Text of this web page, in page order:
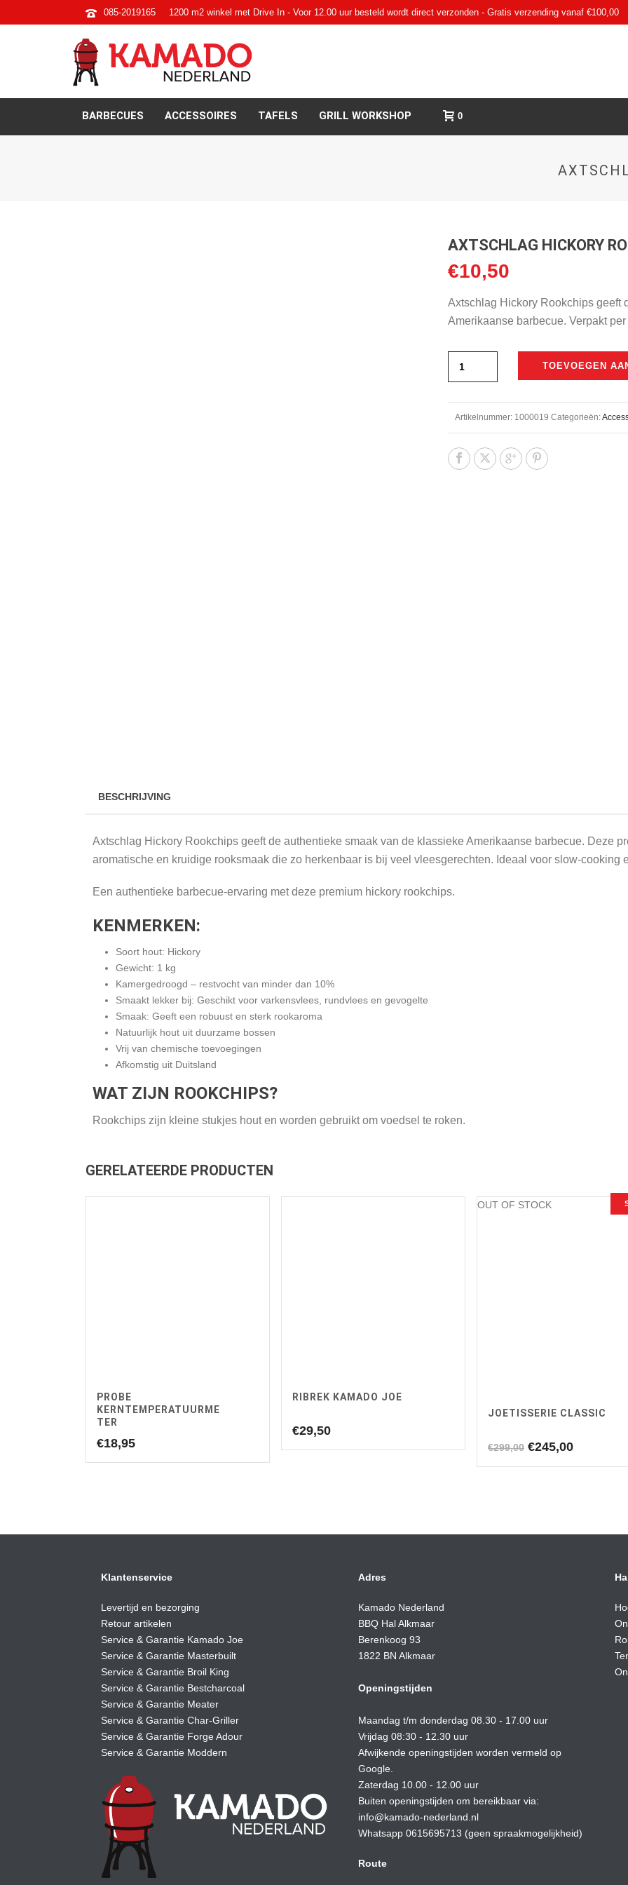
085-2019165 1200 m2 winkel met Drive In - Voor 12.00 uur besteld wordt direct verzonden - Gratis verzending vanaf €100,00
BARBECUES ACCESSOIRES TAFELS GRILL WORKSHOP 0
AXTSCHLAG HICKORY
€10,50
Axtschlag Hickory Rookchips geeft
Amerikaanse barbecue. Verpakt per
TOEVOEGEN
Artikelnummer: 1000019 Categorieën:
BESCHRIJVING
Axtschlag Hickory Rookchips geeft de authentieke smaak van de klassieke Amerikaanse barbecue. Deze
aromatische en kruidige rooksmaak die zo herkenbaar is bij veel vleesgerechten. Ideaal voor slow-cooking
Een authentieke barbecue-ervaring met deze premium hickory rookchips.
KENMERKEN:
Soort hout: Hickory
Gewicht: 1 kg
Kamergedroogd – restvocht van minder dan 10%
Smaakt lekker bij: Geschikt voor varkensvlees, rundvlees en gevogelte
Smaak: Geeft een robuust en sterk rookaroma
Natuurlijk hout uit duurzame bossen
Vrij van chemische toevoegingen
Afkomstig uit Duitsland
WAT ZIJN ROOKCHIPS?
Rookchips zijn kleine stukjes hout en worden gebruikt om voedsel te roken.
GERELATEERDE PRODUCTEN
PROBE
KERNTEMPERATUURME
TER
€18,95
RIBREK KAMADO JOE
€29,50
OUT OF STOCK
JOETISSERIE CLASSIC
€299,00 Oorspronkelijke
€245,00Huidige
Klantenservice
Levertijd en bezorging
Retour artikelen
Service & Garantie Kamado Joe
Service & Garantie Masterbuilt
Service & Garantie Broil King
Service & Garantie Bestcharcoal
Service & Garantie Meater
Service & Garantie Char-Griller
Service & Garantie Forge Adour
Service & Garantie Moddern
Adres
Kamado Nederland
BBQ Hal Alkmaar
Berenkoog 93
1822 BN Alkmaar
Openingstijden
Maandag t/m donderdag 08.30 - 17.00 uur
Vrijdag 08:30 - 12.30 uur
Afwijkende openingstijden worden vermeld op
Google.
Zaterdag 10.00 - 12.00 uur
Buiten openingstijden om bereikbaar via:
info@kamado-nederland.nl
Whatsapp 0615695713 (geen spraakmogelijkheid)
Route